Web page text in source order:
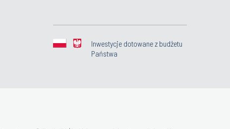
Inwestycje dotowane z budżetu
Państwa